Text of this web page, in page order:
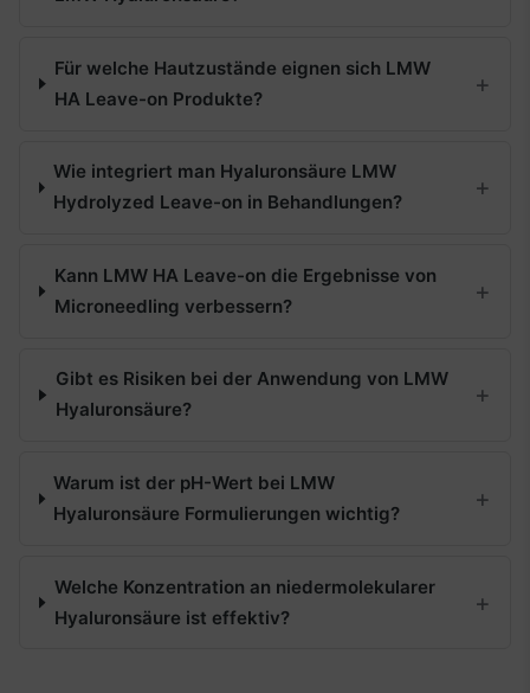
Für welche Hautzustände eignen sich LMW
HA Leave-on Produkte?
Wie integriert man Hyaluronsäure LMW
Hydrolyzed Leave-on in Behandlungen?
Kann LMW HA Leave-on die Ergebnisse von
Microneedling verbessern?
Gibt es Risiken bei der Anwendung von LMW
Hyaluronsäure?
Warum ist der pH-Wert bei LMW
Hyaluronsäure Formulierungen wichtig?
Welche Konzentration an niedermolekularer
Hyaluronsäure ist effektiv?